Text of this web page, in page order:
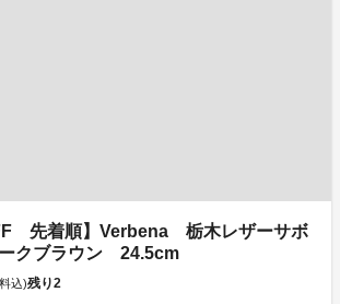
先着順】Verbena 栃木レザーサボ
クブラウン 24.5cm
込)残り2